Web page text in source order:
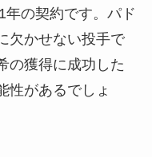
年の契約です。パド
欠かせない投手で
の獲得に成功した
性があるでしょ